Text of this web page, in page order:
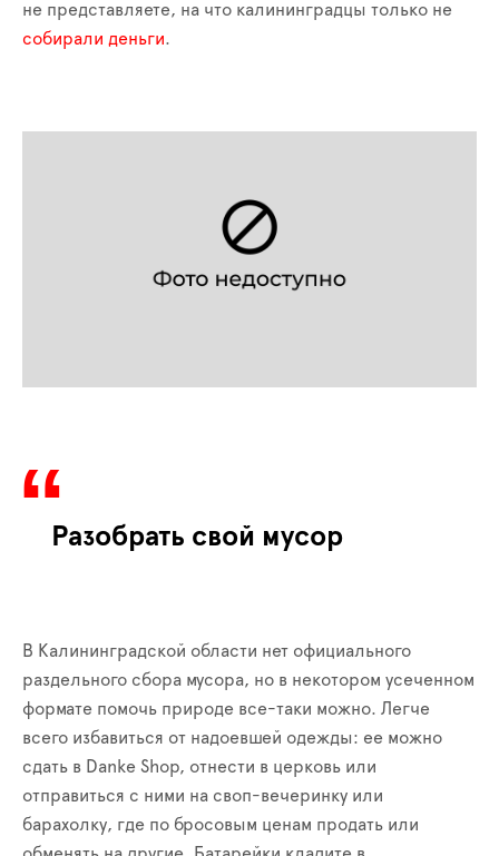
не представляете, на что калининградцы только не
собирали деньги.
Разобрать свой мусор
В Калининградской области нет официального
раздельного сбора мусора, но в некотором усеченном
формате помочь природе все-таки можно. Легче
всего избавиться от надоевшей одежды: ее можно
сдать в Danke Shop, отнести в церковь или
отправиться с ними на своп-вечеринку или
барахолку, где по бросовым ценам продать или